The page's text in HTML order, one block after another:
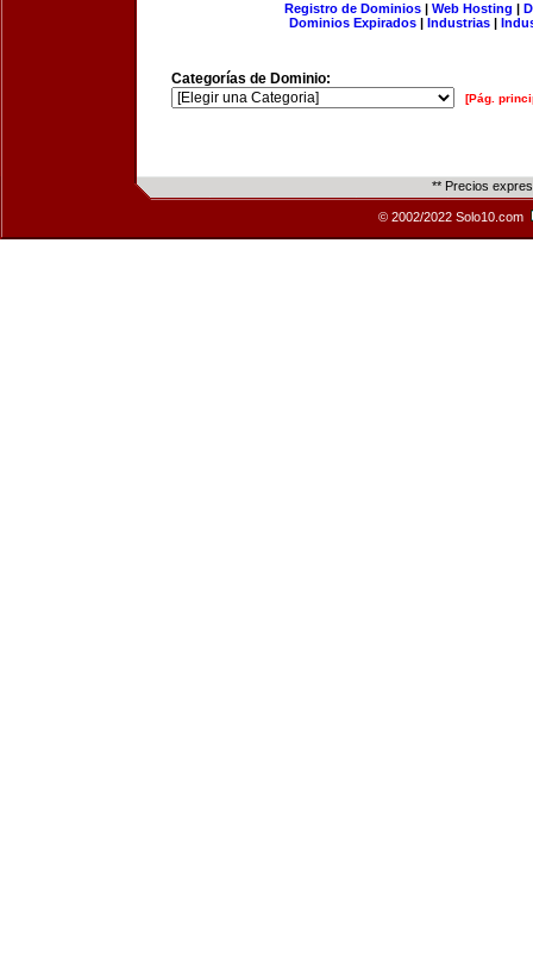
Registro de Dominios| Web Hosting |
Dominios Expirados | Industrias |
Categorías de Dominio:
[Pág.
** Precios
© 2002/2022 Solo10.com